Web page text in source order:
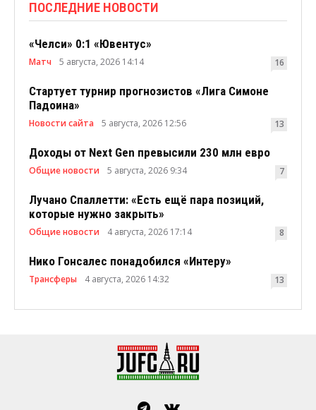
ПОСЛЕДНИЕ НОВОСТИ
«Челси» 0:1 «Ювентус»
Матч 5 августа, 2026 14:14 16
Стартует турнир прогнозистов «Лига Симоне
Падоина»
Новости сайта 5 августа, 2026 12:56 13
Доходы от Next Gen превысили 230 млн евро
Общие новости 5 августа, 2026 9:34 7
Лучано Спаллетти: «Есть ещё пара позиций,
которые нужно закрыть»
Общие новости 4 августа, 2026 17:14 8
Нико Гонсалес понадобился «Интеру»
Трансферы 4 августа, 2026 14:32 13